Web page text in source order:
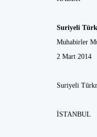
Suriyeli
Muhabirler
2 Mart 2014
Suriyeli
İSTANBUL